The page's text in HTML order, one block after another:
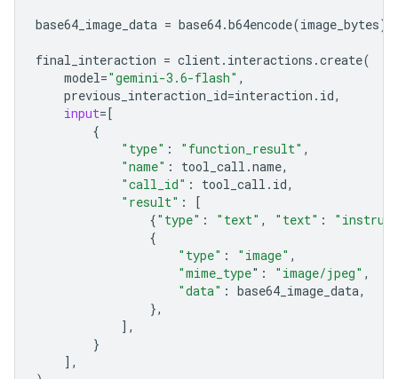
base64_image_data = base64.b64encode(image_bytes)
final_interaction = client. interactions .create(
model="gemini-3.6-flash" ,
previous_interaction_id=interaction . id,
input= [
{
"type" : "function_result" ,
"name" : tool_call .name,
"call_id" : tool_call . id,
"result" :
[
{"type" : "text" , "text" :
{
"type" : "image" ,
"mime_type" : "image/jpeg" ,
"data" : base64_image_data,
},
],
}
],